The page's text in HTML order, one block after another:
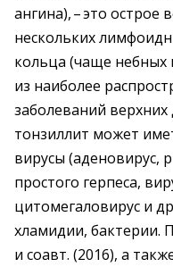
ангина), – ​это острое
нескольких
кольца (чаще небных
из наиболее
заболеваний
тонзиллит может
вирусы (аденовирус,
простого герпеса,
цитомегаловирус и
хламидии, бактерии.
и соавт. (2016), а